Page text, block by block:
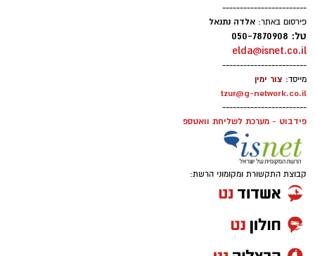
סערה בעולם המוזיקה: הכוכב הבריטי הוותיק יצא
בגלוי לצד ישראל – והשיר החדש מסעיר את
הרשת
------------------------
פירסום באתר: אלדה נתנאל
טל: 050-7870908
elda@isnet.co.il
------------------------
מייסד: צור ימין
tzur@g-network.co.il
------------------------
פידבוט - מערכת לשליחת וואטספ
קבוצת התקשורת ומקומוני הרשת: